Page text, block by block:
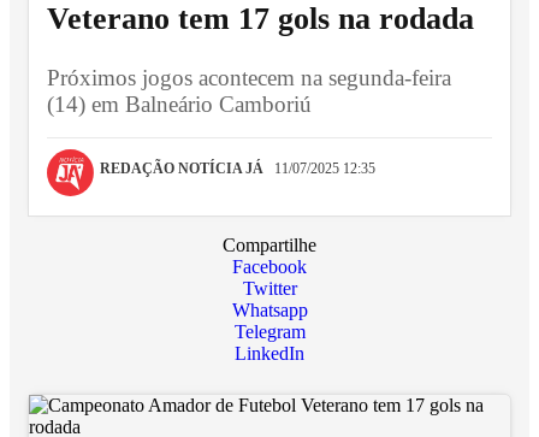
Veterano tem 17 gols na rodada
Próximos jogos acontecem na segunda-feira
(14) em Balneário Camboriú
REDAÇÃO NOTÍCIA JÁ 11/07/2025 12:35
Compartilhe
Facebook
Twitter
Whatsapp
Telegram
LinkedIn